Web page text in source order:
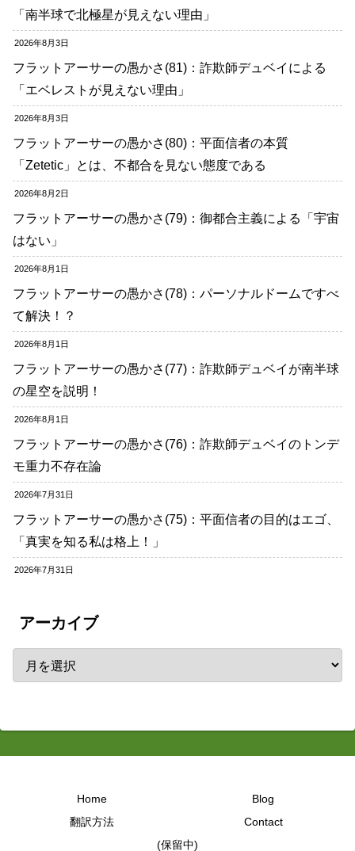
「南半球で北極星が見えない理由」
2026年8月3日
フラットアーサーの愚かさ(81)：詐欺師デュベイによる
「エベレストが見えない理由」
2026年8月3日
フラットアーサーの愚かさ(80)：平面信者の本質
「Zetetic」とは、不都合を見ない態度である
2026年8月2日
フラットアーサーの愚かさ(79)：御都合主義による「宇宙
はない」
2026年8月1日
フラットアーサーの愚かさ(78)：パーソナルドームですべ
て解決！？
2026年8月1日
フラットアーサーの愚かさ(77)：詐欺師デュベイが南半球
の星空を説明！
2026年8月1日
フラットアーサーの愚かさ(76)：詐欺師デュベイのトンデ
モ重力不存在論
2026年7月31日
フラットアーサーの愚かさ(75)：平面信者の目的はエゴ、
「真実を知る私は格上！」
2026年7月31日
アーカイブ
Home
Blog
翻訳方法
Contact
(保留中)